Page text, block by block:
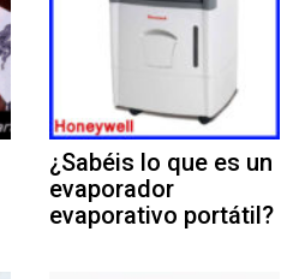
¿Sabéis lo que es un
evaporador
evaporativo portátil?